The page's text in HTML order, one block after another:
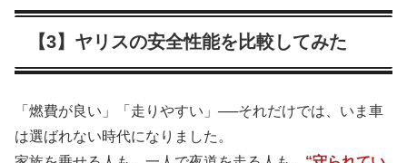
【3】ヤリスの安全性能を比較してみた
「燃費が良い」「走りやすい」──それだけでは、いま車
は選ばれない時代になりました。